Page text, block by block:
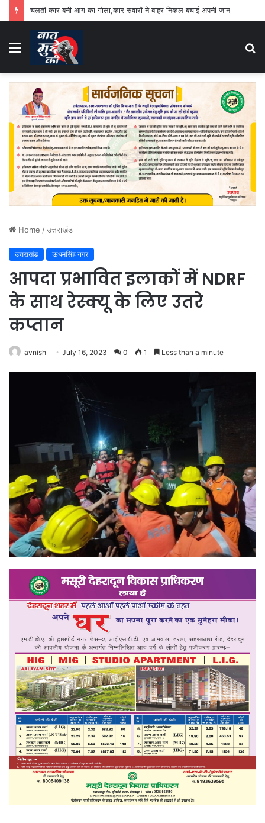
चलती कार बनी आग का गोला,कार सवारों ने बाहर निकल बचाई अपनी जान
Menu
Home /उत्तराखंड
उत्तराखंड ऊधमसिंह नगर
आपदा प्रभावित इलाकों में NDRF
के साथ रेस्क्यू के लिए उतरे
कप्तान
avnish July 16, 2023 0 1 Less than a minute